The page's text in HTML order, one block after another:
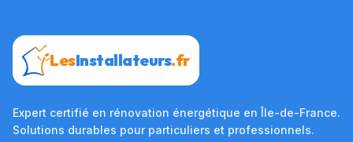
LesInstallateurs.fr
Expert certifié en rénovation énergétique en Île-de-France.
Solutions durables pour particuliers et professionnels.